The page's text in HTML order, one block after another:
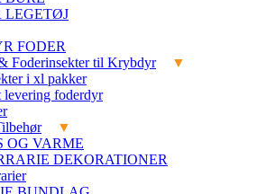
LEGETØJ
FODER
Foderinsekter til Krybdyr
i xl pakker
levering foderdyr
OG VARME
DEKORATIONER